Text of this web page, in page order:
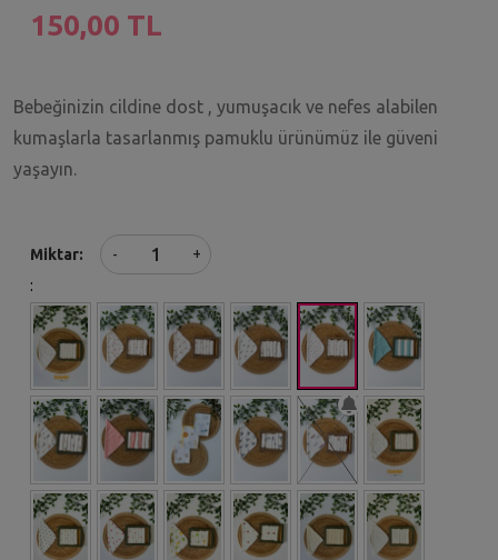
150,00 TL
Bebeğinizin cildine dost , yumuşacık ve nefes alabilen
kumaşlarla tasarlanmış pamuklu ürünümüz ile güveni
yaşayın.
Miktar -
+
: